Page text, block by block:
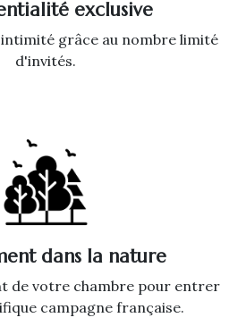
exclusive
grâce au nombre limité
d'invités.
dans la nature
de votre chambre pour entrer
campagne française.